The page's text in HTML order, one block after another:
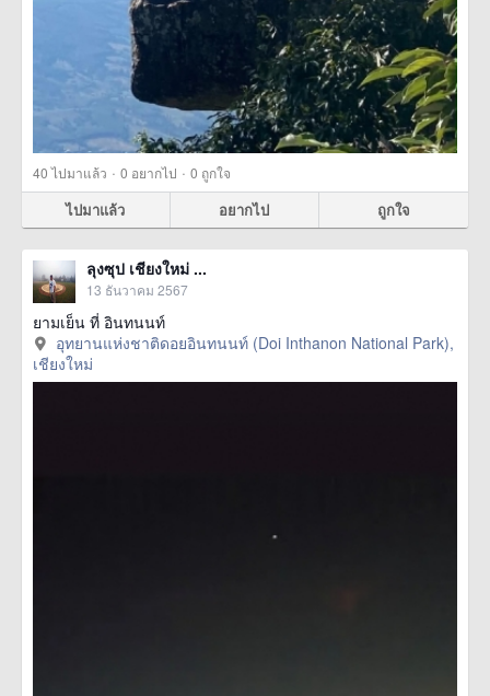
40ไปมาแล้ว · 0 อยากไป · 0 ถูกใจ
ไปมาแล้ว อยากไป ถูกใจ
ลุงซุป เชียงใหม่ ...
13 ธันวาคม 2567
ยามเย็น ที่ อินทนนท์
อุทยานแห่งชาติดอยอินทนนท์ (Doi Inthanon National Park),
เชียงใหม่